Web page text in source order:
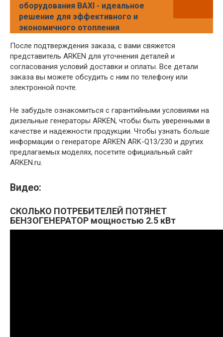
оборудования BAXI - идеальное
решение для эффективного и
экономичного отопления
После подтверждения заказа, с вами свяжется
представитель ARKEN для уточнения деталей и
согласования условий доставки и оплаты. Все детали
заказа вы можете обсудить с ним по телефону или
электронной почте.
Не забудьте ознакомиться с гарантийными условиями на
дизельные генераторы ARKEN, чтобы быть уверенными в
качестве и надежности продукции. Чтобы узнать больше
информации о генераторе ARKEN ARK-Q13/230 и других
предлагаемых моделях, посетите официальный сайт
ARKEN.ru.
Видео:
СКОЛЬКО ПОТРЕБИТЕЛЕЙ ПОТЯНЕТ
БЕНЗОГЕНЕРАТОР мощностью 2.5 кВт